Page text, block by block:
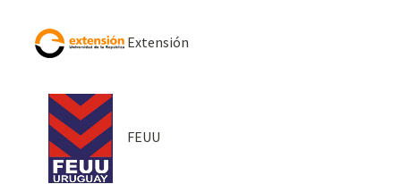
Extensión
FEUU